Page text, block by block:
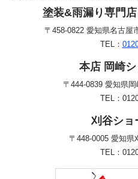
塗装&雨漏り専門
〒458-0822 愛知県名古屋
TEL：
本店 岡崎
〒444-0839 愛知県
TEL：
刈谷ショ
〒448-0005 愛知県
TEL：